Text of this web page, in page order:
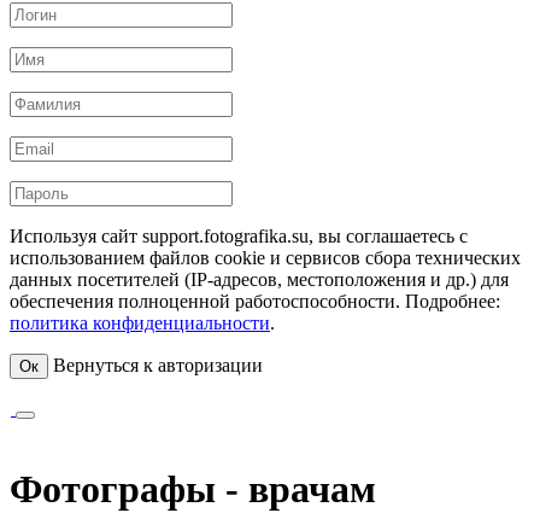
Используя сайт support.fotografika.su, вы соглашаетесь с
использованием файлов cookie и сервисов сбора технических
данных посетителей (IP-адресов, местоположения и др.) для
обеспечения полноценной работоспособности. Подробнее:
политика конфиденциальности.
Ок Вернуться к авторизации
Фотографы - врачам